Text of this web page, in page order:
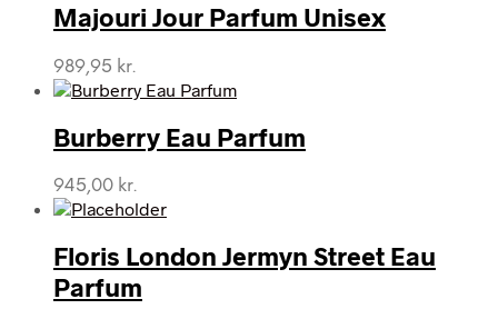
Majouri Jour Parfum Unisex
989,95 kr.
Burberry Eau Parfum
945,00 kr.
Floris London Jermyn Street Eau
Parfum